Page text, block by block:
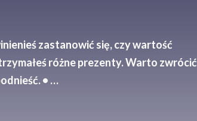
zastanowić się, czy wartość
różne prezenty. Warto zwrócić
• …